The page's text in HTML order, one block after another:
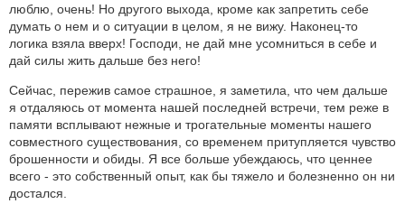
люблю, очень! Но другого выхода, кроме как запретить себе
думать о нем и о ситуации в целом, я не вижу. Наконец-то
логика взяла вверх! Господи, не дай мне усомниться в себе и
дай силы жить дальше без него!
Сейчас, пережив самое страшное, я заметила, что чем дальше
я отдаляюсь от момента нашей последней встречи, тем реже в
памяти всплывают нежные и трогательные моменты нашего
совместного существования, со временем притупляется чувство
брошенности и обиды. Я все больше убеждаюсь, что ценнее
всего - это собственный опыт, как бы тяжело и болезненно он ни
достался.